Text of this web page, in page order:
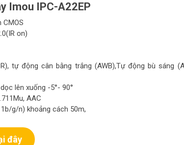
Imou IPC-A22EP
CMOS
on)
tự động cân bằng trắng (AWB),Tự động bù sáng
lên xuống -5°- 90°
AAC
g/n) khoảng cách 50m,
đây